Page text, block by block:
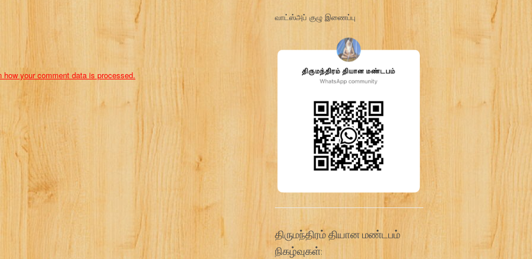
how your comment data is processed.
வாட்ஸ்அப் குழு இணைப்பு
திருமந்திரம் தியான மண்டபம்
நிகழ்வுகள்: